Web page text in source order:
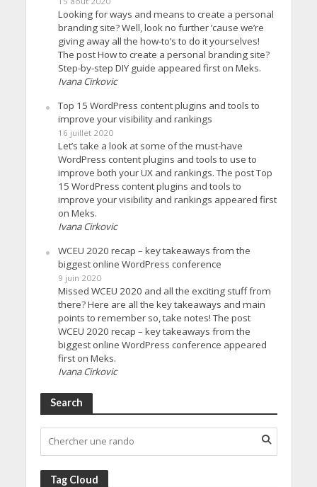
Looking for ways and means to create a personal
branding site? Well, look no further ’cause we’re
giving away all the how-to’s to do it yourselves!
The post How to create a personal branding site?
Step-by-step DIY guide appeared first on Meks.
Ivana Cirkovic
Top 15 WordPress content plugins and tools to
improve your visibility and rankings
16 juillet 2020
Let’s take a look at some of the must-have
WordPress content plugins and tools to use to
improve both your UX and rankings. The post Top
15 WordPress content plugins and tools to
improve your visibility and rankings appeared first
on Meks.
Ivana Cirkovic
WCEU 2020 recap – key takeaways from the
biggest online WordPress conference
9 juin 2020
Missed WCEU 2020 and all the exciting stuff from
there? Here are all the key takeaways and main
points to remember so, take notes! The post
WCEU 2020 recap – key takeaways from the
biggest online WordPress conference appeared
first on Meks.
Ivana Cirkovic
Search
Tag Cloud